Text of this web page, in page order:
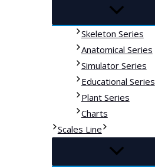
Skeleton Series
Anatomical Series
Simulator Series
Educational Series
Plant Series
Charts
Scales Line